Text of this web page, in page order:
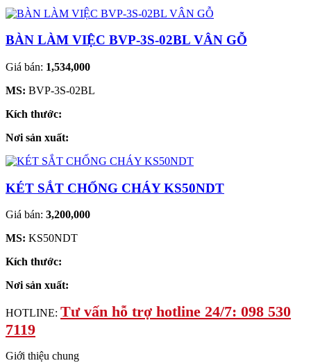
BÀN LÀM VIỆC BVP-3S-02BL VÂN GỖ
Giá bán: 1,534,000
MS: BVP-3S-02BL
Kích thước:
Nơi sản xuất:
KÉT SẮT CHỐNG CHÁY KS50NDT
Giá bán: 3,200,000
MS: KS50NDT
Kích thước:
Nơi sản xuất:
HOTLINE: Tư vấn hỗ trợ hotline 24/7: 098 530
7119
Giới thiệu chung